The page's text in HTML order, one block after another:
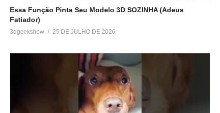
Essa Função Pinta Seu Modelo 3D SOZINHA (Adeus
Fatiador)
3dgeekshow 25 DE JULHO DE 2026